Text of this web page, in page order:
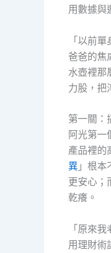
用數據與
「以前
爸爸的焦
水壺裡那
力股，把
第一關：
阿光第一
產品裡的
異 」根
更安心；
乾癢。
「原來
用理財術